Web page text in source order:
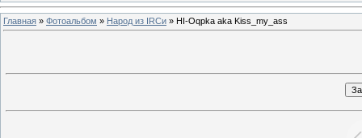
Главная » Фотоальбом » Народ из IRCи » HI-Oqpka aka Kiss_my_ass